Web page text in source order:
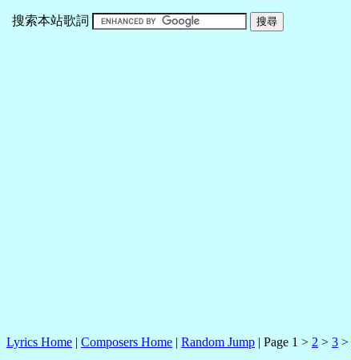
搜索本站歌詞
Lyrics Home | Composers Home | Random Jump | Page 1 > 2 > 3 >